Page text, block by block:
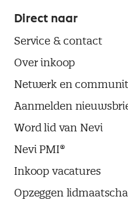
Direct naar
Service & contact
Over inkoop
Netwerk en
Aanmelden
Word lid van Nevi
Nevi PMI®
Inkoop vacatures
Opzeggen